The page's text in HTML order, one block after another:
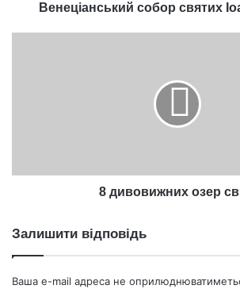
Венеціанський собор святих
8 дивовижних озер
Залишити відповідь
Ваша e-mail адреса не